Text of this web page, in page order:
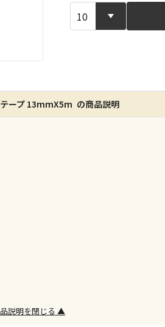
宅配や店舗
ん）
※同時購入の
ープ 13mmX5m の商品説明
説明を閉じる ▲